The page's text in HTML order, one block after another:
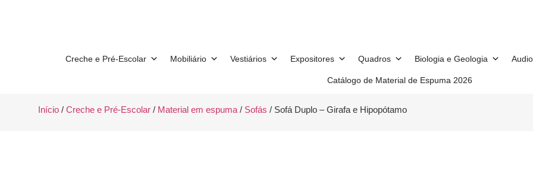
Creche e Pré-Escolar Mobiliário Vestiários Expositores Quadros Biologia e Geologia
Catálogo de Material de Espuma 2026
Início/ Creche e Pré-Escolar/ Material em espuma/ Sofás / Sofá Duplo – Girafa e Hipopótamo